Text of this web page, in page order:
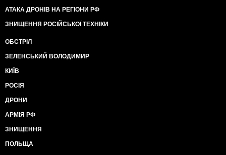
АТАКА ДРОНІВ НА РЕГІОНИ РФ
ЗНИЩЕННЯ РОСІЙСЬКОЇ ТЕХНІКИ
ОБСТРІЛ
ЗЕЛЕНСЬКИЙ ВОЛОДИМИР
КИЇВ
РОСІЯ
ДРОНИ
АРМІЯ РФ
ЗНИЩЕННЯ
ПОЛЬЩА